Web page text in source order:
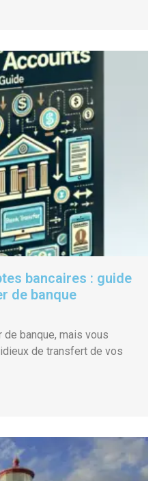
bancaires : guide
de banque
banque, mais vous
de transfert de vos